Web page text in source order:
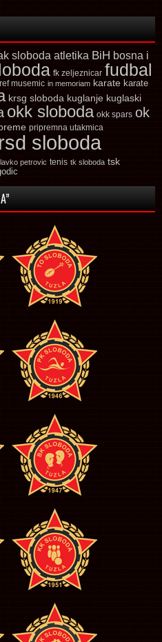
sloboda atletika BiH bosna i
fk zeljeznicar fudbal
musemic in memoriam karate karate
krsg sloboda kuglanje kuglaski
okk sloboda okk spars ok
pripremna utakmica
rsd sloboda
petrovic tenis tk sloboda tsk